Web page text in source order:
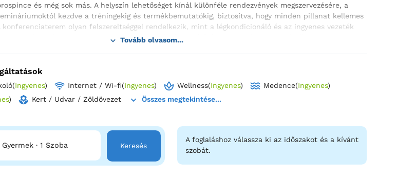
és még sok más. A helyszín lehetőséget kínál különféle rendezvények megszervezésére, a
kezdve a tréningekig és termékbemutatókig, biztosítva, hogy minden pillanat kellemes
konferenciaterem olyan felszereltséggel rendelkezik, mint a légkondicionáló és az ingyenes vezeték
érdekében pedig további eszközök, például vetítővászon, videóprojektor és flipchart is
Regilor varázsát, és foglalj most, hogy egy felejthetetlen élményben legyen részed a természet és a
Tovább olvasom...
(Ingyenes) Internet / Wi-fi(Ingyenes) Wellness(Ingyenes) Medence(Ingyenes)
) Kert / Udvar / Zöldövezet Összes megtekintése...
Gyermek ·1 Szoba Keresés
A foglaláshoz válassza ki az időszakot és a kívánt
szobát.